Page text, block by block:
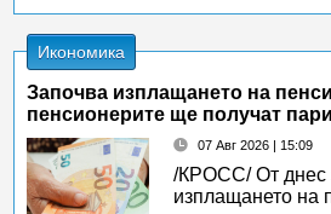
Икономика
Започва изплащането на
пенсионерите ще получат
07 Авг 2026 | 15:09
/КРОСС/ От днес
изплащането на